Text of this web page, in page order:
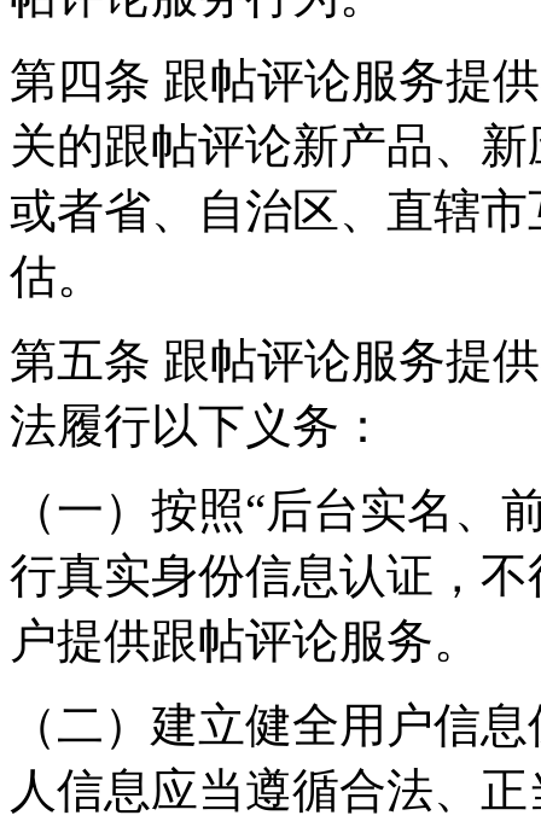
第四条 跟帖评论服务提
关的跟帖评论新产品、
或者省、自治区、直辖
估。
第五条 跟帖评论服务提
法履行以下义务：
（一）按照“后台实名、
行真实身份信息认证，
户提供跟帖评论服务。
（二）建立健全用户信
人信息应当遵循合法、